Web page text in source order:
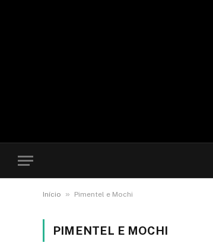
Início » Pimentel e Mochi
PIMENTEL E MOCHI